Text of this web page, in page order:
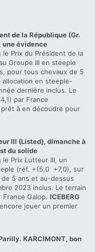
de la République (Gr.
une évidence
Prix du Président de la
Groupe III en steeple
pour tous chevaux de 5
en steeple-
dernière inclus. Le
par France
à en découdre pour
III (Listed), dimanche à
du solide
Prix Lutteur III, un
(réf. +(5,0 +7,0), sur
5 ans et au-dessus
2023 inclus. Le terrain
Galop. ICEBERG
jouer un premier
KARCIMONT, bon